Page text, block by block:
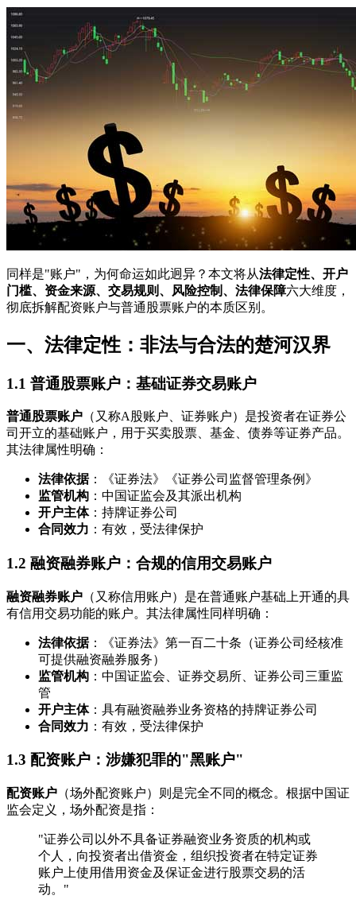
同样是"账户"，为何命运如此迥异？本文将从法律定性、开户
门槛、资金来源、交易规则、风险控制、法律保障六大维度，
彻底拆解配资账户与普通股票账户的本质区别。
一、法律定性：非法与合法的楚河汉界
1.1 普通股票账户：基础证券交易账户
普通股票账户 （又称A股账户、证券账户）是投资者在证券公
司开立的基础账户，用于买卖股票、基金、债券等证券产品。
其法律属性明确：
法律依据：《证券法》《证券公司监督管理条例》
监管机构 ：中国证监会及其派出机构
开户主体：持牌证券公司
合同效力 ：有效，受法律保护
1.2 融资融券账户：合规的信用交易账户
融资融券账户 （又称信用账户）是在普通账户基础上开通的具
有信用交易功能的账户。其法律属性同样明确：
法律依据：《证券法》第一百二十条（证券公司经核准
可提供融资融券服务）
监管机构 ：中国证监会、证券交易所、证券公司三重监
管
开户主体：具有融资融券业务资格的持牌证券公司
合同效力 ：有效，受法律保护
1.3 配资账户：涉嫌犯罪的"黑账户"
配资账户 （场外配资账户）则是完全不同的概念。根据中国证
监会定义，场外配资是指：
"证券公司以外不具备证券融资业务资质的机构或
个人，向投资者出借资金，组织投资者在特定证券
账户上使用借用资金及保证金进行股票交易的活
动。"